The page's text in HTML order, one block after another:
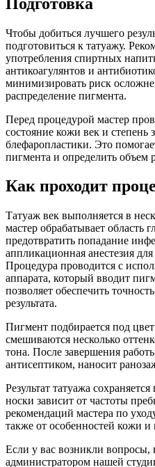
Чтобы добиться лучшего
подготовиться к татуажу.
употребления спиртных
антикоагулянтов и
минимизировать риск
распределение пигмента.
Перед процедурой мастер
состояние кожи век и
блефаропластики. Это
пигмента и определить объем
Как проходит
Татуаж век выполняется в
мастер обрабатывает область
предотвратить попадание
аппликационная анестезия
Процедура проводится с
аппарата, который вводит
позволяет обеспечить
результата.
Пигмент подбирается под
смешиваются несколько
тона. После завершения
антисептиком, наносит
Результат татуажа
носки зависит от частоты
рекомендаций мастера по
также от особенностей кожи и
Если у вас возникли вопросы,
администратором нашей